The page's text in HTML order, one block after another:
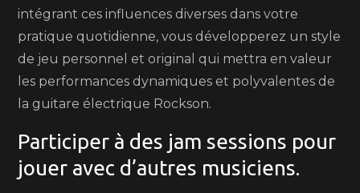
intégrant ces influences diverses dans votre
pratique quotidienne, vous développerez un style
de jeu personnel et original qui mettra en valeur
les performances dynamiques et polyvalentes de
la guitare électrique Rockson.
Participer à des jam sessions pour
jouer avec d’autres musiciens.